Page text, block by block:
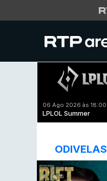
06 Ago 2026 às 18:00
LPLOL Summer
ODIVELAS